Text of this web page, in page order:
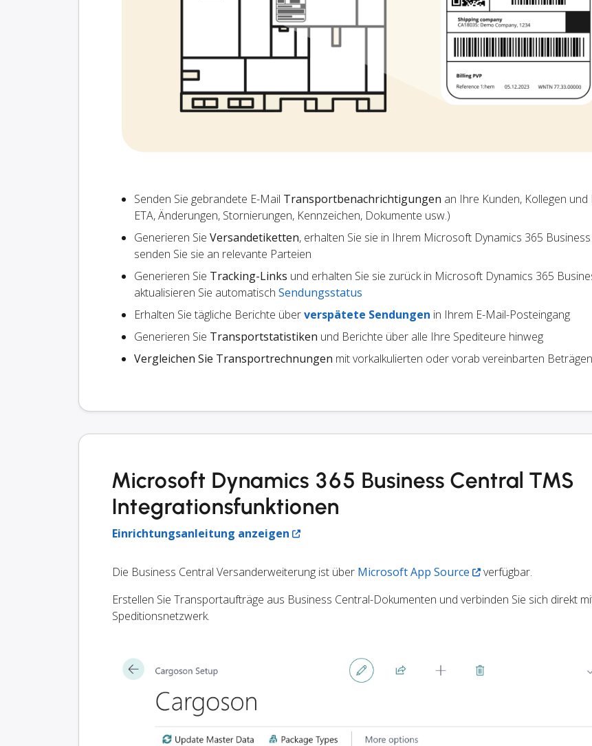
Senden Sie gebrandete E-Mail Transportbenachrichtigungen an Ihre Kunden, Kollegen
ETA, Änderungen, Stornierungen, Kennzeichen, Dokumente usw.)
Generieren Sie Versandetiketten, erhalten Sie sie in Ihrem Microsoft Dynamics 365
senden Sie sie an relevante Parteien
Generieren Sie Tracking-Links und erhalten Sie sie zurück in Microsoft Dynamics 365
aktualisieren Sie automatisch Sendungsstatus
Erhalten Sie tägliche Berichte überverspätete Sendungen in Ihrem E-Mail-Posteingang
Generieren Sie Transportstatistiken und Berichte über alle Ihre Spediteure hinweg
Vergleichen Sie Transportrechnungen mit vorkalkulierten oder vorab vereinbarten Beträgen
Microsoft Dynamics 365 Business Central TMS
Integrationsfunktionen
Einrichtungsanleitung anzeigen
Die Business Central Versanderweiterung ist über Microsoft App Source
verfügbar.
Erstellen Sie Transportaufträge aus Business Central-Dokumenten und verbinden Sie sich direkt
Speditionsnetzwerk.